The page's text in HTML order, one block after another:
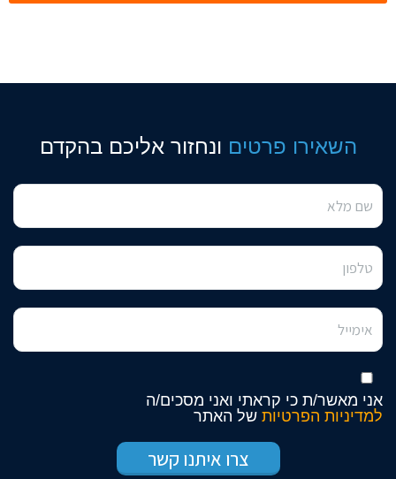
השאירו פרטים ונחזור אליכם בהקדם
אני מאשר/ת כי קראתי ואני מסכים/ה
למדיניות הפרטיות של האתר